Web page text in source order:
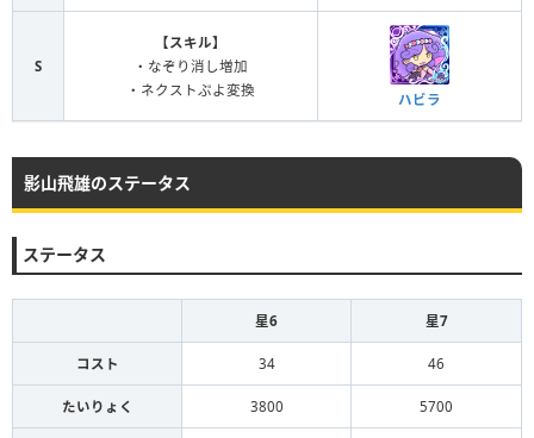
S
【スキル】
・なぞり消し増加
・ネクストぷよ変換
ハビラ
影山飛雄のステータス
ステータス
星6 星7
コスト 34 46
たいりょく 3800 5700